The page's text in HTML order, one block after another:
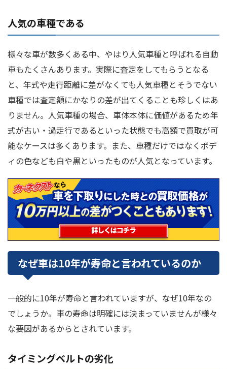
人気の車種である
様々な車が数多くある中、やはり人気車種と呼ばれる自動
車もたくさんあります。実際に査定をしてもらうとなる
と、年式や走行距離に差がなくても人気車種とそうでない
車種では査定額にかなりの差が出てくることも珍しくはあ
りません。人気車種の場合、車体本体に価値があるため年
式が古い・過走行であるといった状態でも高額で買取が可
能なケースは多くあります。また、車種だけではなくボデ
ィの色なども白や黒といったものが人気となっています。
なぜ車は10年が寿命と言われているのか
一般的に10年が寿命と言われていますが、なぜ10年なの
でしょうか。車の寿命は明確には決まっていませんが様々
な要因があるからとされています。
タイミングベルトの劣化